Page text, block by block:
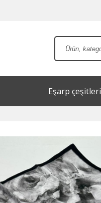
Eşarp çeşitleri